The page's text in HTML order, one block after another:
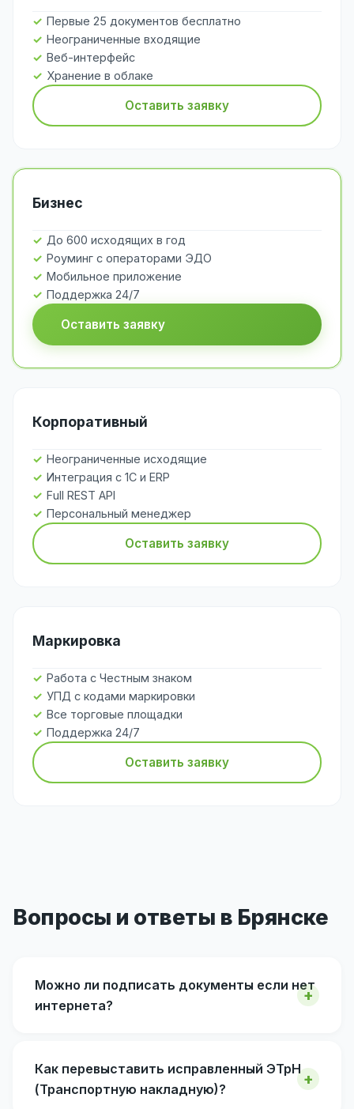
Первые 25 документов бесплатно
Неограниченные входящие
Веб-интерфейс
Хранение в облаке
Оставить заявку
Бизнес
До 600 исходящих в год
Роуминг с операторами ЭДО
Мобильное приложение
Поддержка 24/7
Оставить заявку
Корпоративный
Неограниченные исходящие
Интеграция с 1С и ERP
Full REST API
Персональный менеджер
Оставить заявку
Маркировка
Работа с Честным знаком
УПД с кодами маркировки
Все торговые площадки
Поддержка 24/7
Оставить заявку
Вопросы и ответы в Брянске
Можно ли подписать документы если нет
интернета?
Как перевыставить исправленный ЭТрН
(Транспортную накладную)?